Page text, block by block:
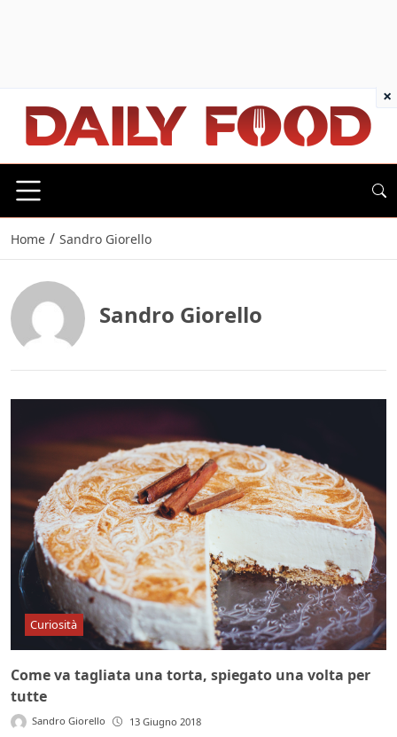
Home / Sandro Giorello
Sandro Giorello
Curiosità
Come va tagliata una torta, spiegato una volta per
tutte
Sandro Giorello 13 Giugno 2018
×